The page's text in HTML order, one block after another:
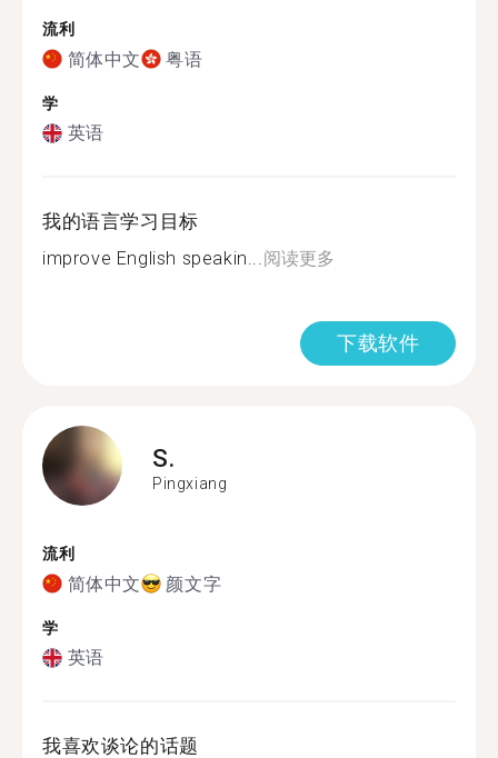
流利
简体中文 粤语
学
英语
我的语言学习目标
improve English speakin...阅读更多
下载软件
S.
Pingxiang
流利
简体中文 颜文字
学
英语
我喜欢谈论的话题